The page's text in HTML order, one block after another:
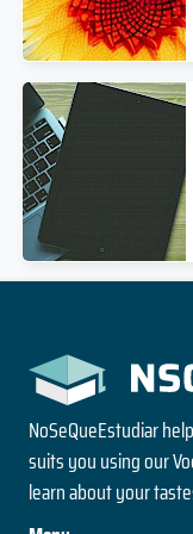
Ciencias
3 años
Duración
Doctorado
Nivel
Presencial
2 años
Duración
Doctorado
Nivel
Presencial
Modalidad
3 años
Duración
Especialización
Nivel
Presencial
Modalidad
Programa de
Especialización
Nivel
Presencial
Modalidad
Grado
Nivel
Presencial
Modalidad
Bioquímica
5 años
Duración
Grado
Modalidad
Derecho
5 años
Duración
2 años
Magíster
Nivel
Presencial
Modalidad
Ciencias
Magíster
Nivel
Presencial
Modalidad
NoSeQueEstudiar
suits you using our
learn about your